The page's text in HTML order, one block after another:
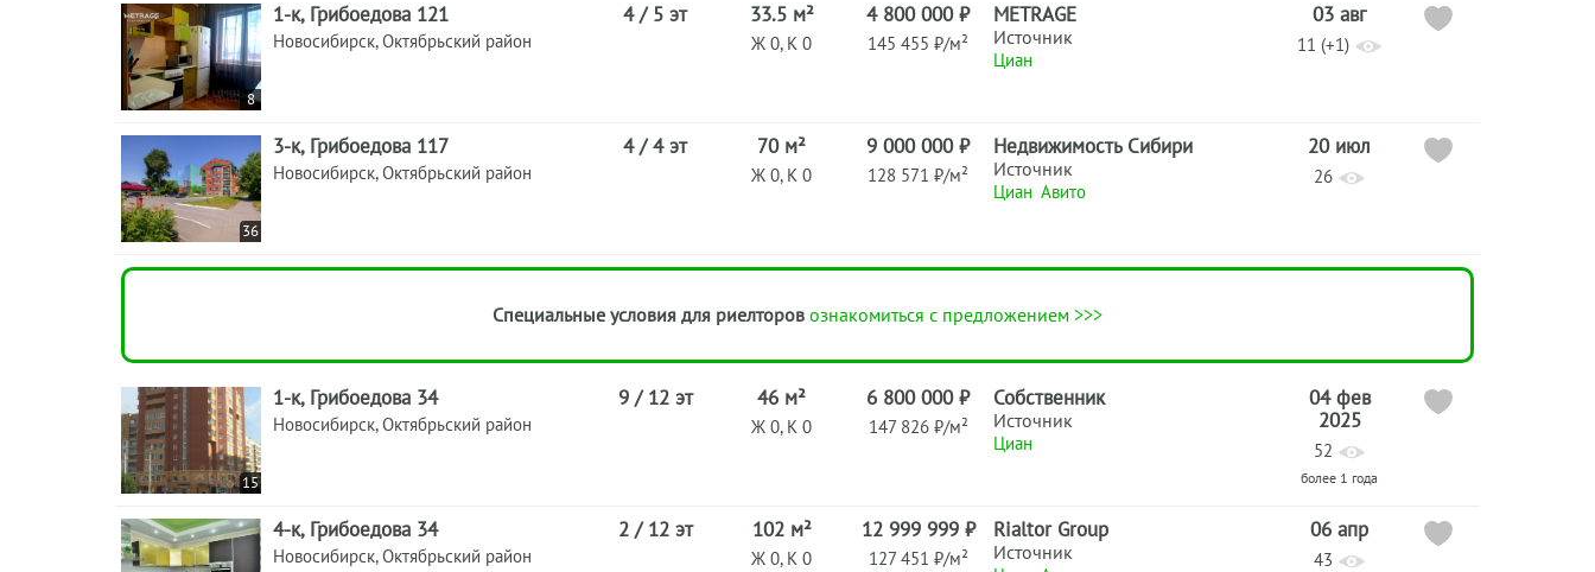
8
1-к, Грибоедова 121
Новосибирск, Октябрьский район
4 / 5 эт 33.5 м²
Ж 0, К 0
4 800 000 ₽
145 455 ₽/м²
METRAGE
Источник
Циан
03 авг
11 (+1)
36
3-к, Грибоедова 117
Новосибирск, Октябрьский район
4 / 4 эт 70 м²
Ж 0, К 0
9 000 000 ₽
128 571 ₽/м²
Недвижимость Сибири
Источник
Циан Авито
20 июл
26
Специальные условия для риелторов ознакомиться с предложением >>>
15
1-к, Грибоедова 34
Новосибирск, Октябрьский район
9 / 12 эт 46 м²
Ж 0, К 0
6 800 000 ₽
147 826 ₽/м²
Собственник
Источник
Циан
04 фев
2025
52
более 1 года
4-к, Грибоедова 34
Новосибирск, Октябрьский район
2 / 12 эт 102 м²
Ж 0, К 0
12 999 999 ₽
127 451 ₽/м²
Rialtor Group
Источник
06 апр
43